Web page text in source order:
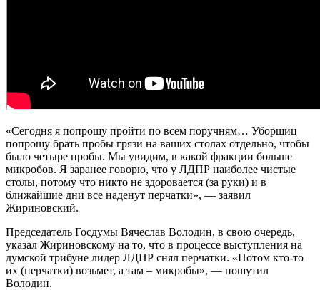
«Сегодня я попрошу пройти по всем поручням… Уборщиц
попрошу брать пробы грязи на ваших столах отдельно, чтобы
было четыре пробы. Мы увидим, в какой фракции больше
микробов. Я заранее говорю, что у ЛДПР наиболее чистые
столы, потому что никто не здоровается (за руки) и в
ближайшие дни все наденут перчатки», — заявил
Жириновский.
Председатель Госдумы Вячеслав Володин, в свою очередь,
указал Жириновскому на то, что в процессе выступления на
думской трибуне лидер ЛДПР снял перчатки. «Потом кто-то
их (перчатки) возьмет, а там – микробы», — пошутил
Володин.